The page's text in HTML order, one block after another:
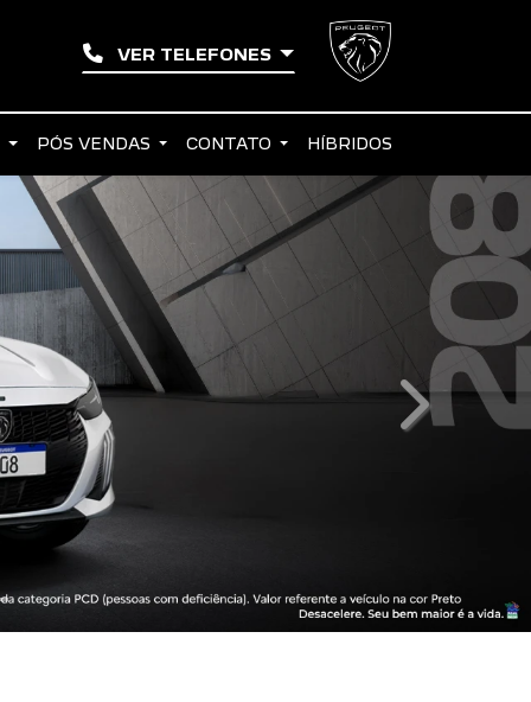
VER TELEFONES
PÓS VENDAS CONTATO HÍBRIDOS